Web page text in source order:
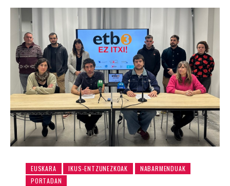
EUSKARA IKUS-ENTZUNEZKOAK
NABARMENDUAK
PORTADAN